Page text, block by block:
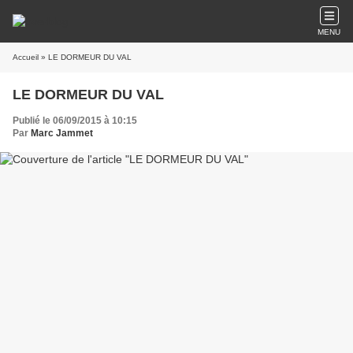
MENU
Accueil » LE DORMEUR DU VAL
LE DORMEUR DU VAL
Publié le 06/09/2015 à 10:15
Par Marc Jammet